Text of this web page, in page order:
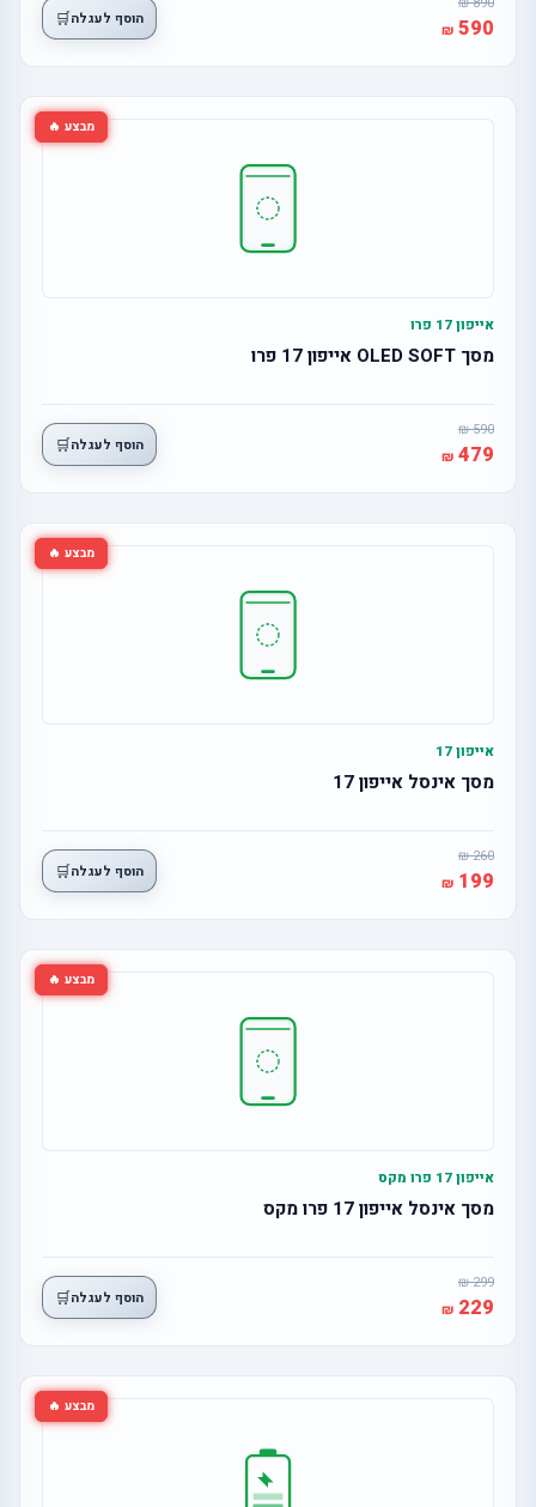
590 הוסף לעגלה🛒
מבצע 🔥
אייפון 17 פרו
מסך OLED SOFT אייפון 17 פרו
590
479 הוסף לעגלה🛒
מבצע 🔥
אייפון 17
מסך אינסל אייפון 17
260
199 הוסף לעגלה🛒
מבצע 🔥
אייפון 17 פרו מקס
מסך אינסל אייפון 17 פרו מקס
299
229 הוסף לעגלה🛒
מבצע 🔥